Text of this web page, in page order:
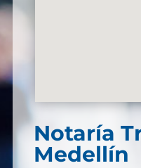
Notaría
Medellín